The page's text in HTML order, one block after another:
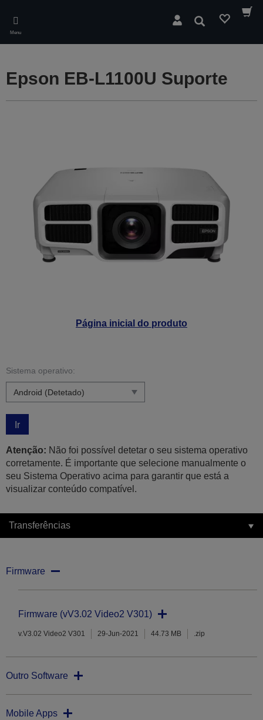
main
content
Menu
Pesquisar
Página inicial do produto
Epson EB-L1100U Suporte
Sistema operativo:
Ir
Atenção: Não foi possível detetar o seu sistema operativo
corretamente. É importante que selecione manualmente o
seu Sistema Operativo acima para garantir que está a
visualizar conteúdo compatível.
Transferências
Firmware
Firmware (vV3.02 Video2 V301)
v.V3.02 Video2 V301 29-Jun-2021 44.73 MB .zip
Outro Software
Mobile Apps